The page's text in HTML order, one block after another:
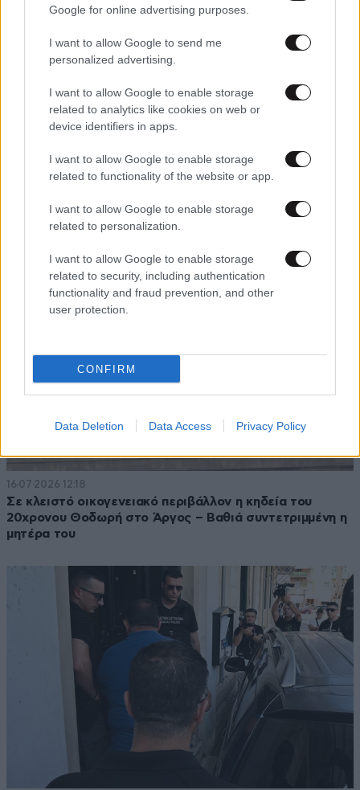
Google for online advertising purposes.
I want to allow Google to send me
personalized advertising.
I want to allow Google to enable storage
related to analytics like cookies on web or
device identifiers in apps.
I want to allow Google to enable storage
related to functionality of the website or app.
I want to allow Google to enable storage
related to personalization.
I want to allow Google to enable storage
related to security, including authentication
functionality and fraud prevention, and other
user protection.
CONFIRM
Data Deletion Data Access Privacy Policy
20·07·2026 10:18
Υπόθεση που διχάζει: Μητέρα σκότωσε τον άνδρα που
βρήκε κάτω από το κρεβάτι της 13χρονης κόρης της και
τώρα κατηγορείται για φόνο
16·07·2026 12:18
Σε κλειστό οικογενειακό περιβάλλον η κηδεία του
20χρονου Θοδωρή στο Άργος – Βαθιά συντετριμμένη η
μητέρα του